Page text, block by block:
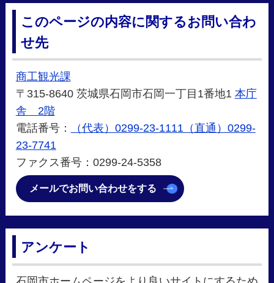
このページの内容に関するお問い合わ
せ先
商工観光課
〒315-8640 茨城県石岡市石岡一丁目1番地1 本庁
舎 2階
電話番号：
（代表）0299-23-1111（直通）0299-
23-7741
ファクス番号：0299-24-5358
メールでお問い合わせをする
アンケート